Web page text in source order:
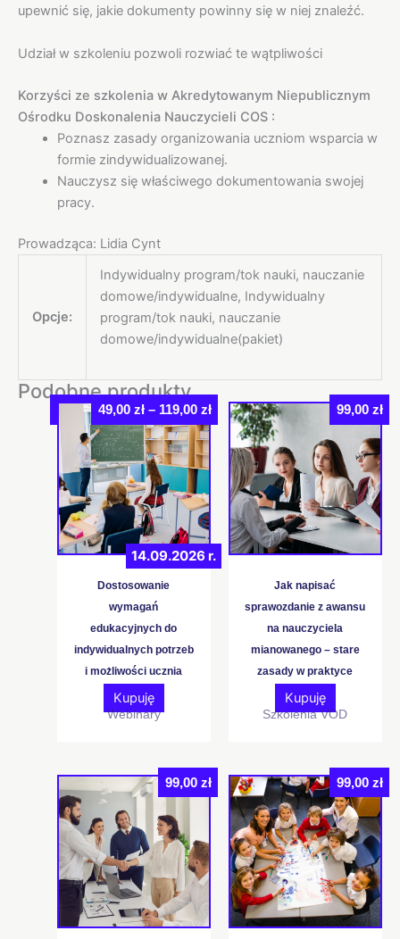
upewnić się, jakie dokumenty powinny się w niej znaleźć.
Udział w szkoleniu pozwoli rozwiać te wątpliwości
Korzyści ze szkolenia w Akredytowanym Niepublicznym
Ośrodku Doskonalenia Nauczycieli COS :
Poznasz zasady organizowania uczniom wsparcia w
formie zindywidualizowanej.
Nauczysz się właściwego dokumentowania swojej
pracy.
Prowadząca: Lidia Cynt
Opcje:
Indywidualny program/tok nauki, nauczanie
domowe/indywidualne, Indywidualny
program/tok nauki, nauczanie
domowe/indywidualne(pakiet)
Podobne produkty
Rabat
14.09.2026 r.
Dostosowanie
wymagań
edukacyjnych do
indywidualnych potrzeb
i możliwości ucznia
49,00 zł – 119,00 złZakres
cen:
49,00 zł
119,00 zł
Kupuję
Ten
produkt
ma
wiele
wariantów.
Opcje
można
wybrać
na
produktu
Webinary
Jak napisać
sprawozdanie z awansu
na nauczyciela
mianowanego – stare
zasady w praktyce
99,00 zł
Kupuję
Szkolenia VOD
99,00 zł 99,00 zł